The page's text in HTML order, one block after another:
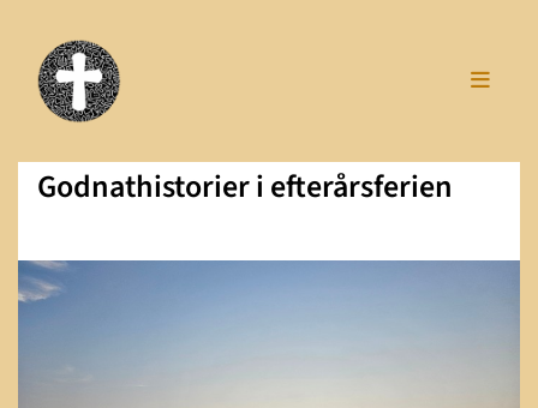
Godnathistorier i efterårsferien